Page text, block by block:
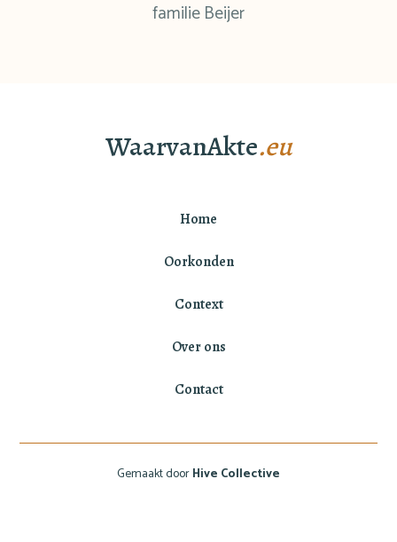
familie Beijer
WaarvanAkte.eu
Home
Oorkonden
Context
Over ons
Contact
Gemaakt doorHive Collective